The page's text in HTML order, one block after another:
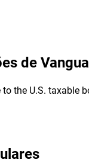
de
to the U.S. taxable